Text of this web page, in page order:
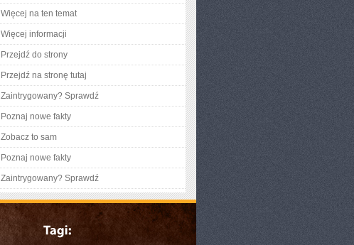
Więcej na ten temat
Więcej informacji
Przejdź do strony
Przejdź na stronę tutaj
Zaintrygowany? Sprawdź
Poznaj nowe fakty
Zobacz to sam
Poznaj nowe fakty
Zaintrygowany? Sprawdź